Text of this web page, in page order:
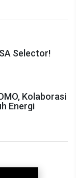
Selector!
Kolaborasi
Energi